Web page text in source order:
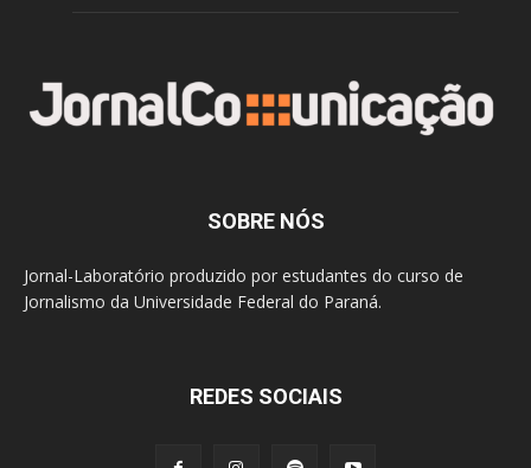
SOBRE NÓS
Jornal-Laboratório produzido por estudantes do curso de
Jornalismo da Universidade Federal do Paraná.
REDES SOCIAIS